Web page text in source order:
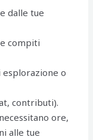
dalle tue
compiti
o
contributi).
ore,
alle tue